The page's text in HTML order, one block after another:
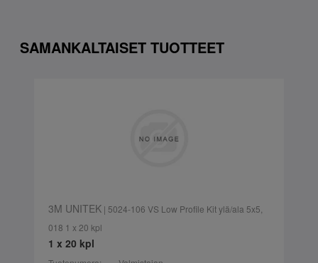
SAMANKALTAISET TUOTTEET
3M UNITEK| 5024-106 VS Low Profile Kit ylä/ala 5x5,
018 1 x 20 kpl
1 x 20 kpl